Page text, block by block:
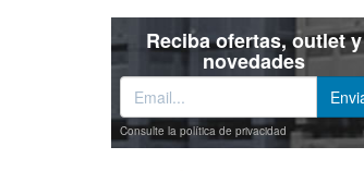
Reciba ofertas, outlet y
novedades
Consulte la política de privacidad